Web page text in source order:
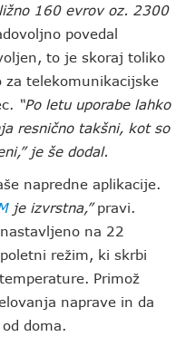
160 evrov oz. 2300
povedal
to je skoraj toliko
za telekomunikacijske
“Po letu uporabe lahko
resnično takšni, kot so
je še dodal.
napredne aplikacije.
je izvrstna,”pravi.
na 22
režim, ki skrbi
Primož
naprave in da
doma.